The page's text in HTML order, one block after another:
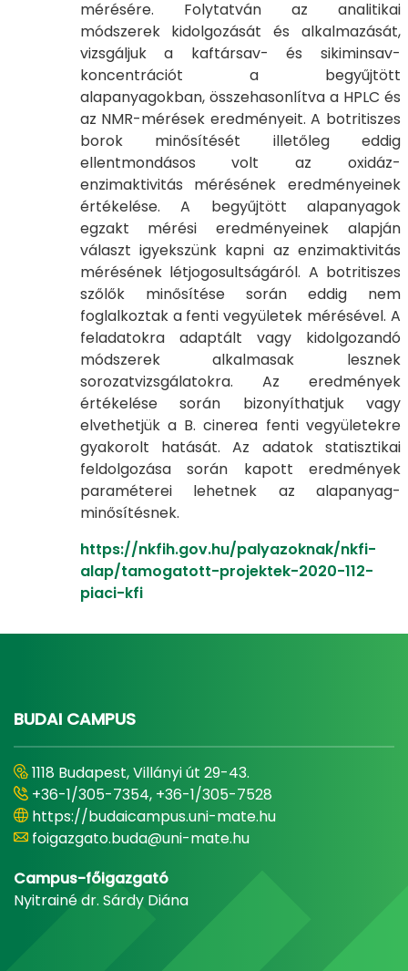
mérésére. Folytatván az analitikai
módszerek kidolgozását és alkalmazását,
vizsgáljuk a kaftársav- és sikiminsav-
koncentrációt a begyűjtött
alapanyagokban, összehasonlítva a HPLC és
az NMR-mérések eredményeit. A botritiszes
borok minősítését illetőleg eddig
ellentmondásos volt az oxidáz-
enzimaktivitás mérésének eredményeinek
értékelése. A begyűjtött alapanyagok
egzakt mérési eredményeinek alapján
választ igyekszünk kapni az enzimaktivitás
mérésének létjogosultságáról. A botritiszes
szőlők minősítése során eddig nem
foglalkoztak a fenti vegyületek mérésével. A
feladatokra adaptált vagy kidolgozandó
módszerek alkalmasak lesznek
sorozatvizsgálatokra. Az eredmények
értékelése során bizonyíthatjuk vagy
elvethetjük a B. cinerea fenti vegyületekre
gyakorolt hatását. Az adatok statisztikai
feldolgozása során kapott eredmények
paraméterei lehetnek az alapanyag-
minősítésnek.
https://nkfih.gov.hu/palyazoknak/nkfi-
alap/tamogatott-projektek-2020-112-
piaci-kfi
BUDAI CAMPUS
1118 Budapest, Villányi út 29-43.
+36-1/305-7354, +36-1/305-7528
https://budaicampus.uni-mate.hu
foigazgato.buda@uni-mate.hu
Campus-főigazgató
Nyitrainé dr. Sárdy Diána